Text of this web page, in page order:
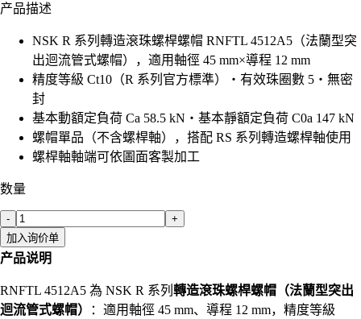
产品描述
NSK R 系列轉造滾珠螺桿螺帽 RNFTL 4512A5（法蘭型突
出迴流管式螺帽），適用軸徑 45 mm×導程 12 mm
精度等級 Ct10（R 系列官方標準）・有效珠圈數 5・無密
封
基本動額定負荷 Ca 58.5 kN・基本靜額定負荷 C0a 147 kN
螺帽單品（不含螺桿軸），搭配 RS 系列轉造螺桿軸使用
螺桿軸軸端可依圖面客製加工
数量
-
+
加入询价单
产品说明
RNFTL 4512A5 為 NSK R 系列 轉造滾珠螺桿螺帽（法蘭型突出
迴流管式螺帽）
：適用軸徑 45 mm、導程 12 mm，精度等級